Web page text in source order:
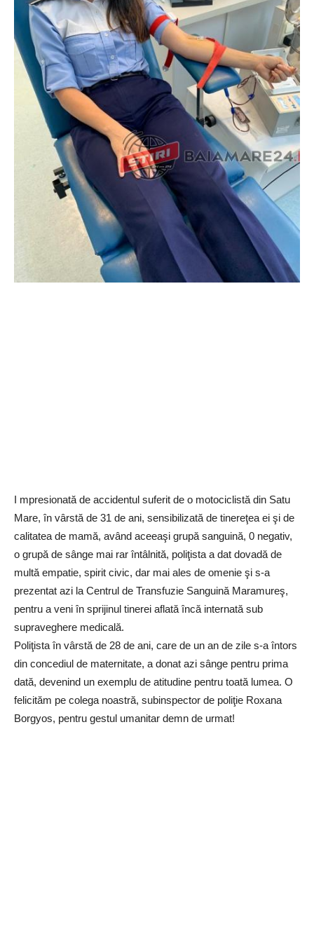
I mpresionată de accidentul suferit de o motociclistă din Satu
Mare, în vârstă de 31 de ani, sensibilizată de tinereţea ei şi de
calitatea de mamă, având aceeaşi grupă sanguină, 0 negativ,
o grupă de sânge mai rar întâlnită, poliţista a dat dovadă de
multă empatie, spirit civic, dar mai ales de omenie şi s-a
prezentat azi la Centrul de Transfuzie Sanguină Maramureş,
pentru a veni în sprijinul tinerei aflată încă internată sub
supraveghere medicală.
Poliţista în vârstă de 28 de ani, care de un an de zile s-a întors
din concediul de maternitate, a donat azi sânge pentru prima
dată, devenind un exemplu de atitudine pentru toată lumea. O
felicităm pe colega noastră, subinspector de poliţie Roxana
Borgyos, pentru gestul umanitar demn de urmat!